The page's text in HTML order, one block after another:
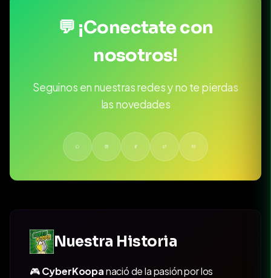
💬 ¡Conectate con
nosotros!
Seguinos en nuestras redes y no te pierdas
las novedades
Nuestra Historia
🎮CyberKoopanació de la pasión por los